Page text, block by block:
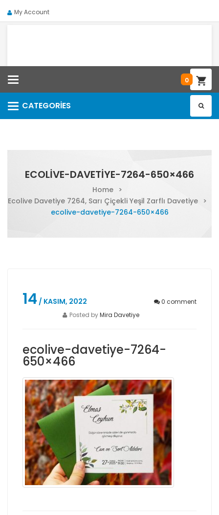
My Account
0
CATEGORIES
Categories
ECOLIVE-DAVETIYE-7264-650×466
Home
>
Ecolive Davetiye 7264, Sarı Çiçekli Yeşil Zarflı Davetiye
>
ecolive-davetiye-7264-650×466
14 / KASIM, 2022 0 comment
Posted byMira Davetiye
ecolive-davetiye-7264-
650×466